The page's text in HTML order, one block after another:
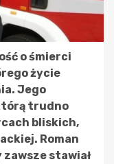
o śmierci
życie
Jego
trudno
bliskich,
Roman
zawsze stawiał